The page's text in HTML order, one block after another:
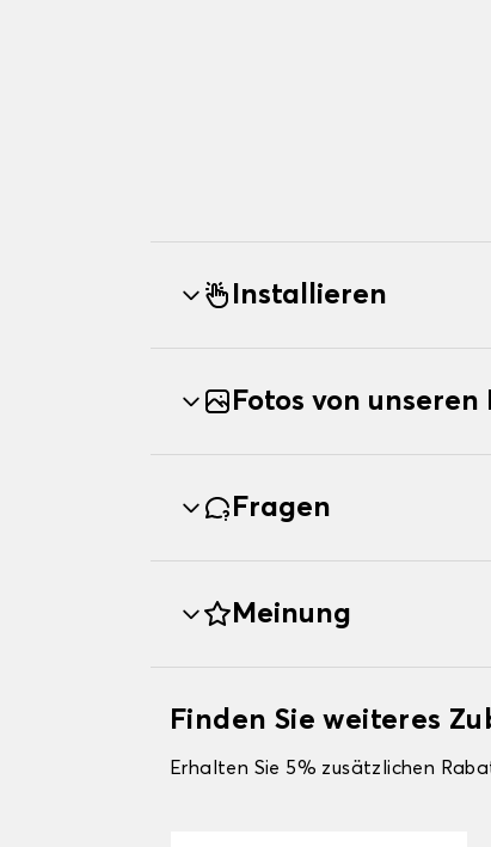
Installieren
Fotos von unseren
Fragen
Meinung
Finden Sie weiteres
Erhalten Sie 5% zusätzlichen